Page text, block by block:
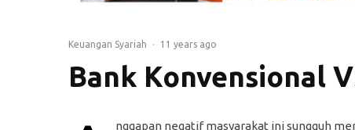
Keuangan Syariah · 11 years ago
Bank Konvensional
nggapan negatif masyarakat ini sungguh